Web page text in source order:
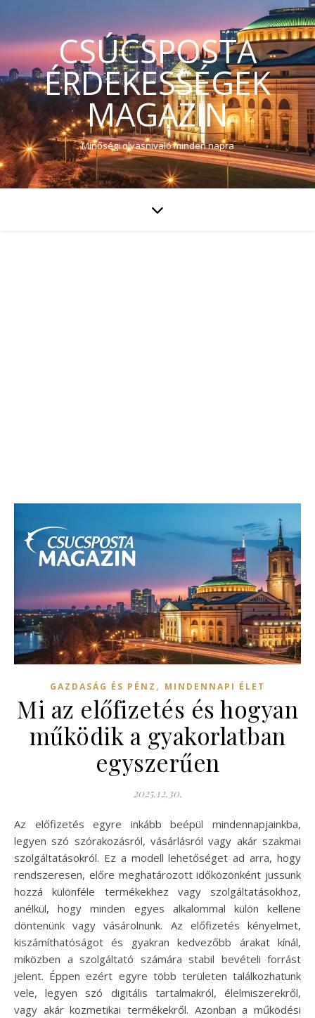
CSÚCSPOSTA
ÉRDEKESSÉGEK
MAGAZIN
Minőségi olvasnivaló minden napra
GAZDASÁG ÉS PÉNZ , MINDENNAPI ÉLET
Mi az előfizetés és hogyan
működik a gyakorlatban
egyszerűen
2025.12.30.
Az előfizetés egyre inkább beépül mindennapjainkba,
legyen szó szórakozásról, vásárlásról vagy akár szakmai
szolgáltatásokról. Ez a modell lehetőséget ad arra, hogy
rendszeresen, előre meghatározott időközönként jussunk
hozzá különféle termékekhez vagy szolgáltatásokhoz,
anélkül, hogy minden egyes alkalommal külön kellene
döntenünk vagy vásárolnunk. Az előfizetés kényelmet,
kiszámíthatóságot és gyakran kedvezőbb árakat kínál,
miközben a szolgáltató számára stabil bevételi forrást
jelent. Éppen ezért egyre több területen találkozhatunk
vele, legyen szó digitális tartalmakról, élelmiszerekről,
vagy akár kozmetikai termékekről. Azonban a működési